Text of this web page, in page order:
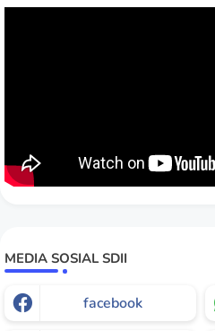
MEDIA SOSIAL SDII
facebook